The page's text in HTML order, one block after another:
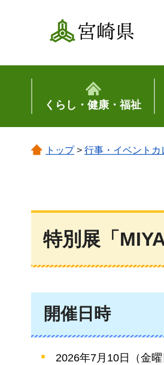
宮崎県
くらし・健康・福祉
トップ> 行事・イベントカ
特別展「
開催日時
2026年7月10日（金